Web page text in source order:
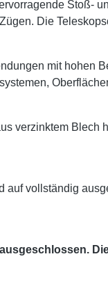
Stoß-
Die
mit hohen
verzinktem Blech
auf vollständig